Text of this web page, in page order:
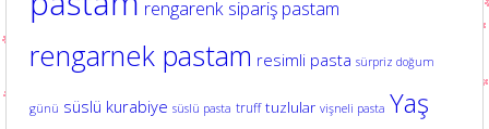
rengarenk sipariş pastam
rengarnek pastam resimli pasta sürpriz doğum
günü süslü kurabiye süslü pasta truff tuzlular vişneli pasta Yaş